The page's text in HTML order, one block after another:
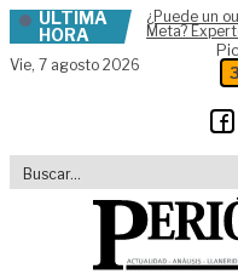
Skip to content
ÚLTIMA
HORA
¿Puede un
Meta?
Vie, 7 agosto 2026 3